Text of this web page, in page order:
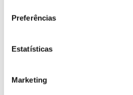
Preferências
Estatísticas
Marketing